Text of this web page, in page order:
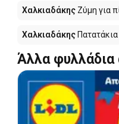
Χαλκιαδάκης Ζύμη για
Χαλκιαδάκης Πατατάκια
Άλλα φυλλάδια